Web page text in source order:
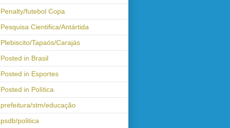
Penalty/futebol Copa
Pesquisa Cientifica/Antártida
Plebiscito/Tapaós/Carajás
Posted in Brasil
Posted in Esportes
Posted in Política
prefeitura/stm/educação
psdb/politica